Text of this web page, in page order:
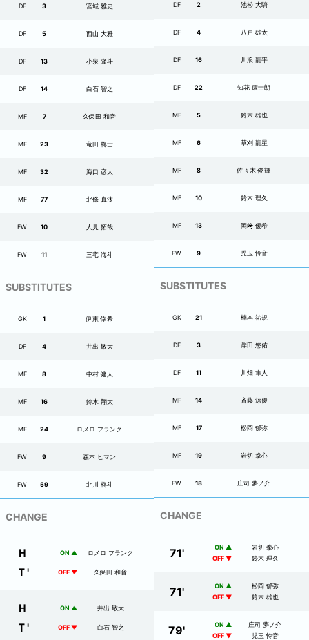
DF 3 宮城 雅史
DF 5 西山 大雅
DF 13 小泉 隆斗
DF 14 白石 智之
MF 7 久保田 和音
MF 23 竜田 柊士
MF 32 海口 彦太
MF 77 北條 真汰
FW 10 人見 拓哉
FW 11 三宅 海斗
SUBSTITUTES
GK 1 伊東 倖希
DF 4 井出 敬大
MF 8 中村 健人
MF 16 鈴木 翔太
MF 24 ロメロ フランク
FW 9 森本 ヒマン
FW 59 北川 柊斗
CHANGE
Ｈ
Ｔ'
ON ▲
OFF ▼
ロメロ フランク
久保田 和音
Ｈ
Ｔ'
ON ▲
OFF ▼
井出 敬大
白石 智之
DF 2 池松 大騎
DF 4 八戸 雄太
DF 16 川浪 龍平
DF 22 知花 康士朗
MF 5 鈴木 雄也
MF 6 草刈 龍星
MF 8 佐々木 俊輝
MF 10 鈴木 理久
MF 13 岡﨑 優希
FW 9 児玉 怜音
SUBSTITUTES
GK 21 楠本 祐規
DF 3 岸田 悠佑
DF 11 川畑 隼人
MF 14 斉藤 涼優
MF 17 松岡 郁弥
MF 19 岩切 拳心
FW 18 庄司 夢ノ介
CHANGE
71'
ON ▲
OFF ▼
岩切 拳心
鈴木 理久
71'
ON ▲
OFF ▼
松岡 郁弥
鈴木 雄也
79'
ON ▲
OFF ▼
庄司 夢ノ介
児玉 怜音